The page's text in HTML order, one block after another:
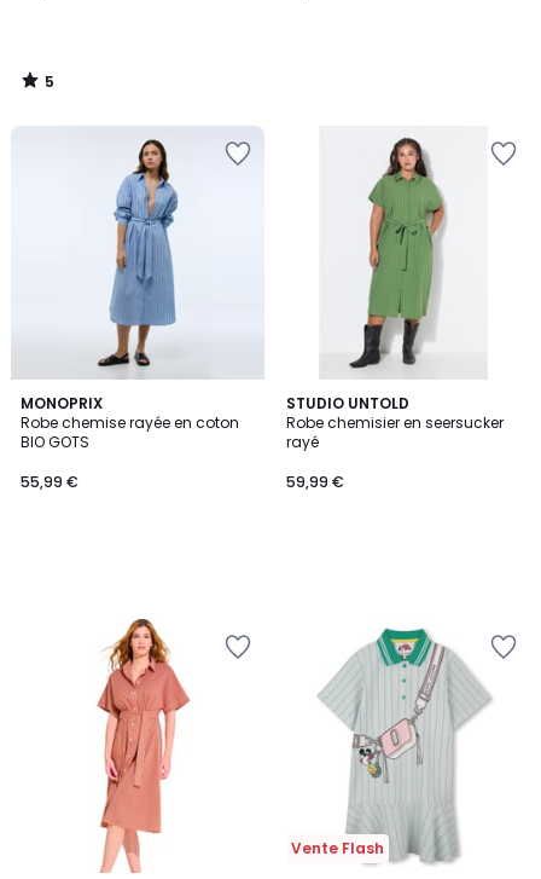
5
/
MONOPRIX
Robe chemise rayée en coton
BIO GOTS
55,99 €
STUDIO UNTOLD
Robe chemisier en seersucker
rayé
59,99 €
Vente Flash